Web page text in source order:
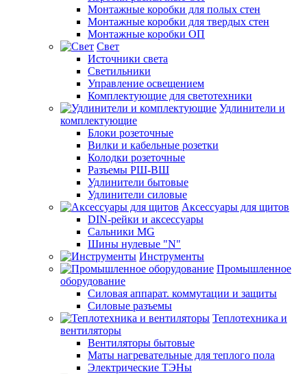
Монтажные коробки для полых стен
Монтажные коробки для твердых стен
Монтажные коробки ОП
Свет
Источники света
Светильники
Управление освещением
Комплектующие для светотехники
Удлинители и
комплектующие
Блоки розеточные
Вилки и кабельные розетки
Колодки розеточные
Разъемы РШ-ВШ
Удлинители бытовые
Удлинители силовые
Аксессуары для щитов
DIN-рейки и аксессуары
Сальники MG
Шины нулевые "N"
Инструменты
Промышленное
оборудование
Силовая аппарат. коммутации и защиты
Силовые разъемы
Теплотехника и
вентиляторы
Вентиляторы бытовые
Маты нагревательные для теплого пола
Электрические ТЭНы